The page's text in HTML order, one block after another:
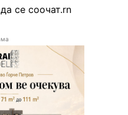
се соочат.rn